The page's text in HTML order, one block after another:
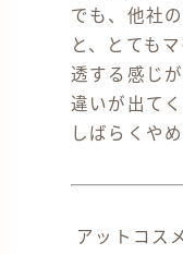
でも、他社
と、とても
透する感じ
違いが出て
しばらくや
アットコス